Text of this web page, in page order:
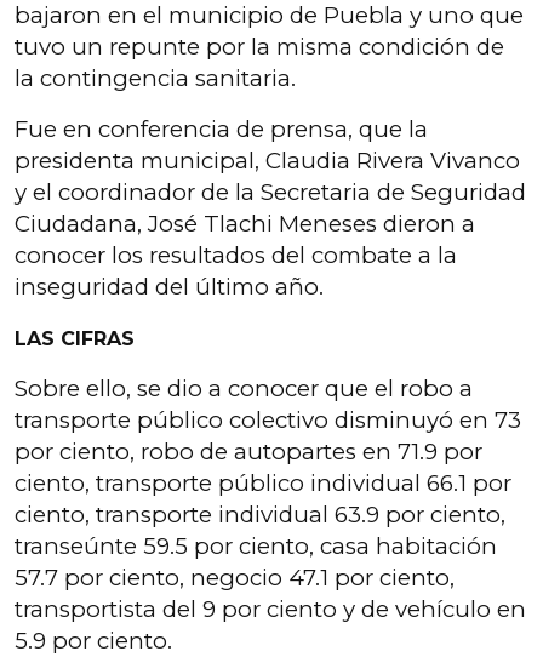
bajaron en el municipio de Puebla y uno que
tuvo un repunte por la misma condición de
la contingencia sanitaria.
Fue en conferencia de prensa, que la
presidenta municipal, Claudia Rivera Vivanco
y el coordinador de la Secretaria de Seguridad
Ciudadana, José Tlachi Meneses dieron a
conocer los resultados del combate a la
inseguridad del último año.
LAS CIFRAS
Sobre ello, se dio a conocer que el robo a
transporte público colectivo disminuyó en 73
por ciento, robo de autopartes en 71.9 por
ciento, transporte público individual 66.1 por
ciento, transporte individual 63.9 por ciento,
transeúnte 59.5 por ciento, casa habitación
57.7 por ciento, negocio 47.1 por ciento,
transportista del 9 por ciento y de vehículo en
5.9 por ciento.